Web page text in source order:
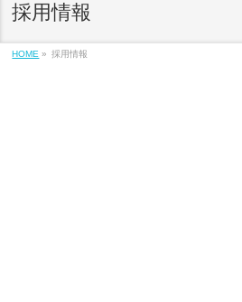
採用情報
HOME » 採用情報